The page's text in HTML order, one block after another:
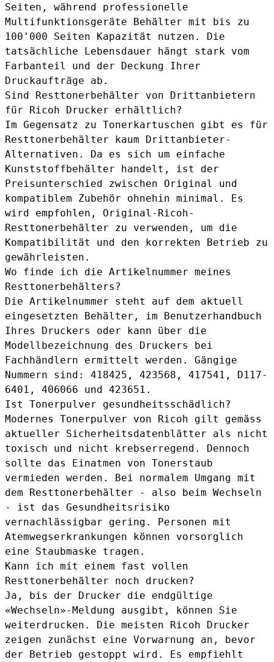
Seiten, während professionelle
Multifunktionsgeräte Behälter mit bis zu
100'000 Seiten Kapazität nutzen. Die
tatsächliche Lebensdauer hängt stark vom
Farbanteil und der Deckung Ihrer
Druckaufträge ab.
Sind Resttonerbehälter von Drittanbietern
für Ricoh Drucker erhältlich?
Im Gegensatz zu Tonerkartuschen gibt es für
Resttonerbehälter kaum Drittanbieter-
Alternativen. Da es sich um einfache
Kunststoffbehälter handelt, ist der
Preisunterschied zwischen Original und
kompatiblem Zubehör ohnehin minimal. Es
wird empfohlen, Original-Ricoh-
Resttonerbehälter zu verwenden, um die
Kompatibilität und den korrekten Betrieb zu
gewährleisten.
Wo finde ich die Artikelnummer meines
Resttonerbehälters?
Die Artikelnummer steht auf dem aktuell
eingesetzten Behälter, im Benutzerhandbuch
Ihres Druckers oder kann über die
Modellbezeichnung des Druckers bei
Fachhändlern ermittelt werden. Gängige
Nummern sind: 418425, 423568, 417541, D117-
6401, 406066 und 423651.
Ist Tonerpulver gesundheitsschädlich?
Modernes Tonerpulver von Ricoh gilt gemäss
aktueller Sicherheitsdatenblätter als nicht
toxisch und nicht krebserregend. Dennoch
sollte das Einatmen von Tonerstaub
vermieden werden. Bei normalem Umgang mit
dem Resttonerbehälter - also beim Wechseln
- ist das Gesundheitsrisiko
vernachlässigbar gering. Personen mit
Atemwegserkrankungen können vorsorglich
eine Staubmaske tragen.
Kann ich mit einem fast vollen
Resttonerbehälter noch drucken?
Ja, bis der Drucker die endgültige
«Wechseln»-Meldung ausgibt, können Sie
weiterdrucken. Die meisten Ricoh Drucker
zeigen zunächst eine Vorwarnung an, bevor
der Betrieb gestoppt wird. Es empfiehlt